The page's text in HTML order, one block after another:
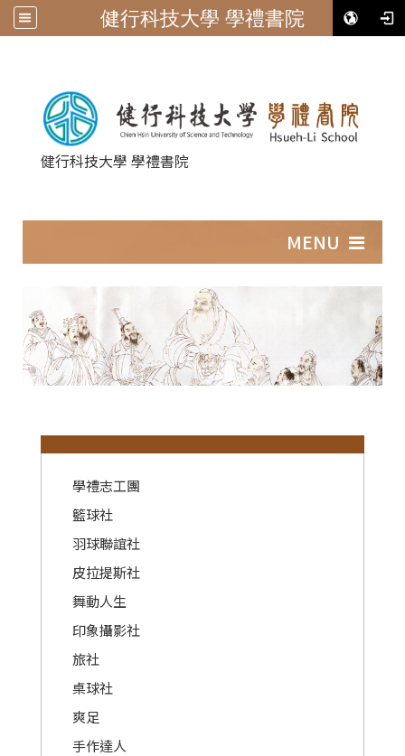
健行科技大學 學禮書院
健行科技大學 學禮書院
MENU
學禮志工團
籃球社
羽球聯誼社
皮拉提斯社
舞動人生
印象攝影社
旅社
桌球社
爽足
手作達人